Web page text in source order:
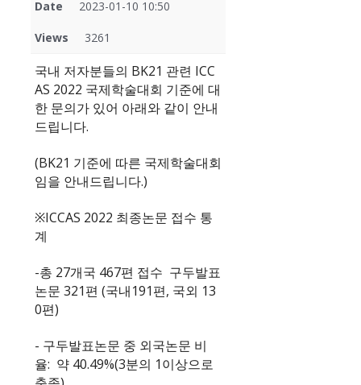
Date 2023-01-10 10:50
Views 3261
국내 저자분들의 BK21 관련 ICC
AS 2022 국제학술대회 기준에 대
한 문의가 있어 아래와 같이 안내
드립니다.
(BK21 기준에 따른 국제학술대회
임을 안내드립니다.)
※ICCAS 2022 최종논문 접수 통
계
-총 27개국 467편 접수 구두발표
논문 321편 (국내191편, 국외 13
0편)
- 구두발표논문 중 외국논문 비
율: 약 40.49%(3분의 1이상으로